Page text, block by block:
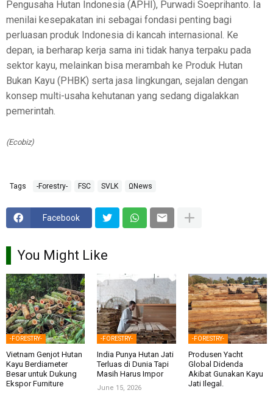
Pengusaha Hutan Indonesia (APHI), Purwadi Soeprihanto. Ia
menilai kesepakatan ini sebagai fondasi penting bagi
perluasan produk Indonesia di kancah internasional. Ke
depan, ia berharap kerja sama ini tidak hanya terpaku pada
sektor kayu, melainkan bisa merambah ke Produk Hutan
Bukan Kayu (PHBK) serta jasa lingkungan, sejalan dengan
konsep multi-usaha kehutanan yang sedang digalakkan
pemerintah.
(Ecobiz)
Tags -Forestry- FSC SVLK ΩNews
Facebook
You Might Like
-FORESTRY-
Vietnam Genjot Hutan
Kayu Berdiameter
Besar untuk Dukung
Ekspor Furniture
-FORESTRY-
India Punya Hutan Jati
Terluas di Dunia Tapi
Masih Harus Impor
June 15, 2026
-FORESTRY-
Produsen Yacht
Global Didenda
Akibat Gunakan Kayu
Jati Ilegal.